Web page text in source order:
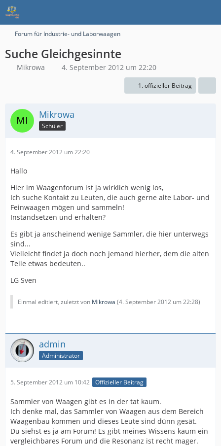
Forum für Industrie- und Laborwaagen
Suche Gleichgesinnte
Mikrowa 4. September 2012 um 22:20
1. offizieller Beitrag
Mikrowa
Schüler
4. September 2012 um 22:20
Hallo
Hier im Waagenforum ist ja wirklich wenig los,
Ich suche Kontakt zu Leuten, die auch gerne alte Labor- und
Feinwaagen mögen und sammeln!
Instandsetzen und erhalten?
Es gibt ja anscheinend wenige Sammler, die hier unterwegs
sind...
Vielleicht findet ja doch noch jemand hierher, dem die alten
Teile etwas bedeuten..
LG Sven
Einmal editiert, zuletzt von Mikrowa (4. September 2012 um 22:28)
admin
Administrator
5. September 2012 um 10:42 Offizieller Beitrag
Sammler von Waagen gibt es in der tat kaum.
Ich denke mal, das Sammler von Waagen aus dem Bereich
Waagenbau kommen und dieses Leute sind dünn gesät.
Du siehst es ja am Forum! Es gibt meines Wissens kaum ein
vergleichbares Forum und die Resonanz ist recht mager.